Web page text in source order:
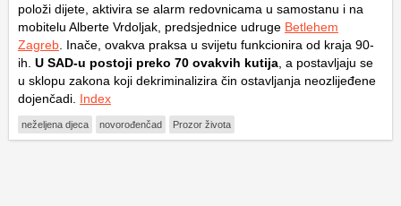
položi dijete, aktivira se alarm redovnicama u samostanu i na
mobitelu Alberte Vrdoljak, predsjednice udruge Betlehem
Zagreb . Inače, ovakva praksa u svijetu funkcionira od kraja 90-
ih. U SAD-u postoji preko 70 ovakvih kutija , a postavljaju se
u sklopu zakona koji dekriminalizira čin ostavljanja neozlijeđene
dojenčadi. Index
neželjena djeca novorođenčad Prozor života